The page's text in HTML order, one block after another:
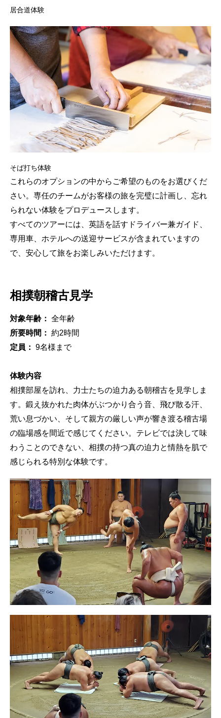
居合道体験
そば打ち体験
これらのオプションの中からご希望のものをお選びくだ
さい。専任のチームがお客様の旅を完璧に計画し、忘れ
られない体験をプロデュースします。
すべてのツアーには、英語を話すドライバー兼ガイド、
専用車、ホテルへの送迎サービスが含まれていますの
で、安心して旅をお楽しみいただけます。
相撲朝稽古見学
対象年齢： 全年齢
所要時間： 約2時間
定員： 9名様まで
体験内容
相撲部屋を訪れ、力士たちの迫力ある朝稽古を見学しま
す。鍛え抜かれた肉体がぶつかり合う音、飛び散る汗、
荒い息づかい、そして親方の厳しい声が響き渡る稽古場
の臨場感を間近で感じてください。テレビでは決して味
わうことのできない、相撲の持つ真の迫力と情熱を肌で
感じられる特別な体験です。